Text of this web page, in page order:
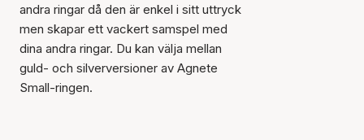
andra ringar då den är enkel i sitt uttryck
men skapar ett vackert samspel med
dina andra ringar. Du kan välja mellan
guld- och silverversioner av Agnete
Small-ringen.